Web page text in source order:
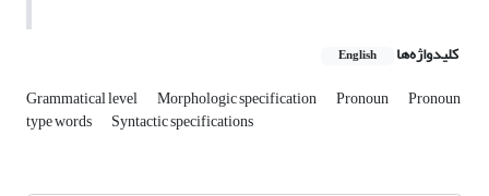
کلیدواژه‌ها English
Grammatical level Morphologic specification Pronoun Pronoun
type words Syntactic specifications